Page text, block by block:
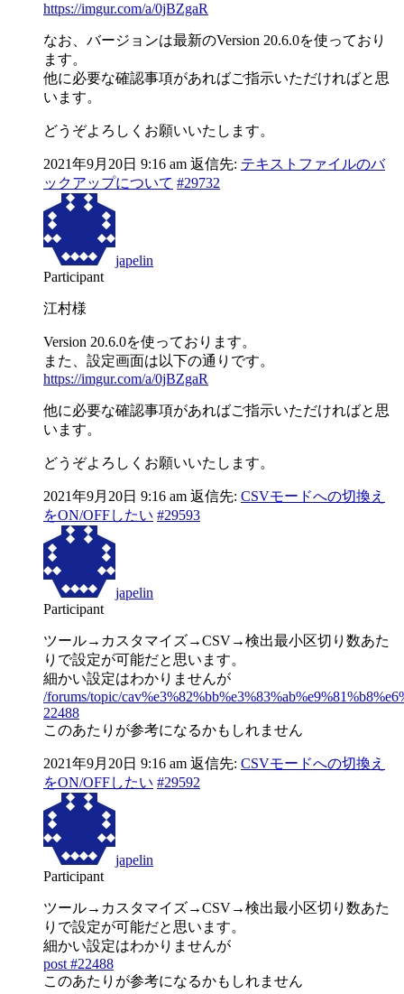
https://imgur.com/a/0jBZgaR
なお、バージョンは最新のVersion 20.6.0を使っており
ます。
他に必要な確認事項があればご指示いただければと思
います。
どうぞよろしくお願いいたします。
2021年9月20日 9:16 am 返信先: テキストファイルのバ
ックアップについて #29732
japelin
Participant
江村様
Version 20.6.0を使っております。
また、設定画面は以下の通りです。
https://imgur.com/a/0jBZgaR
他に必要な確認事項があればご指示いただければと思
います。
どうぞよろしくお願いいたします。
2021年9月20日 9:16 am 返信先: CSVモードへの切換え
をON/OFFしたい #29593
japelin
Participant
ツール→カスタマイズ→CSV→検出最小区切り数あた
りで設定が可能だと思います。
細かい設定はわかりませんが
/forums/topic/
22488
このあたりが参考になるかもしれません
2021年9月20日 9:16 am 返信先: CSVモードへの切換え
をON/OFFしたい #29592
japelin
Participant
ツール→カスタマイズ→CSV→検出最小区切り数あた
りで設定が可能だと思います。
細かい設定はわかりませんが
post #22488
このあたりが参考になるかもしれません